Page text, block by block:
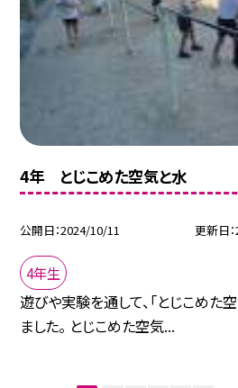
4年 とじこめた空気と水
公開日 2024/10/11 更新日
4年生
遊びや実験を通して、「とじこめた
ました。 とじこめた空気...